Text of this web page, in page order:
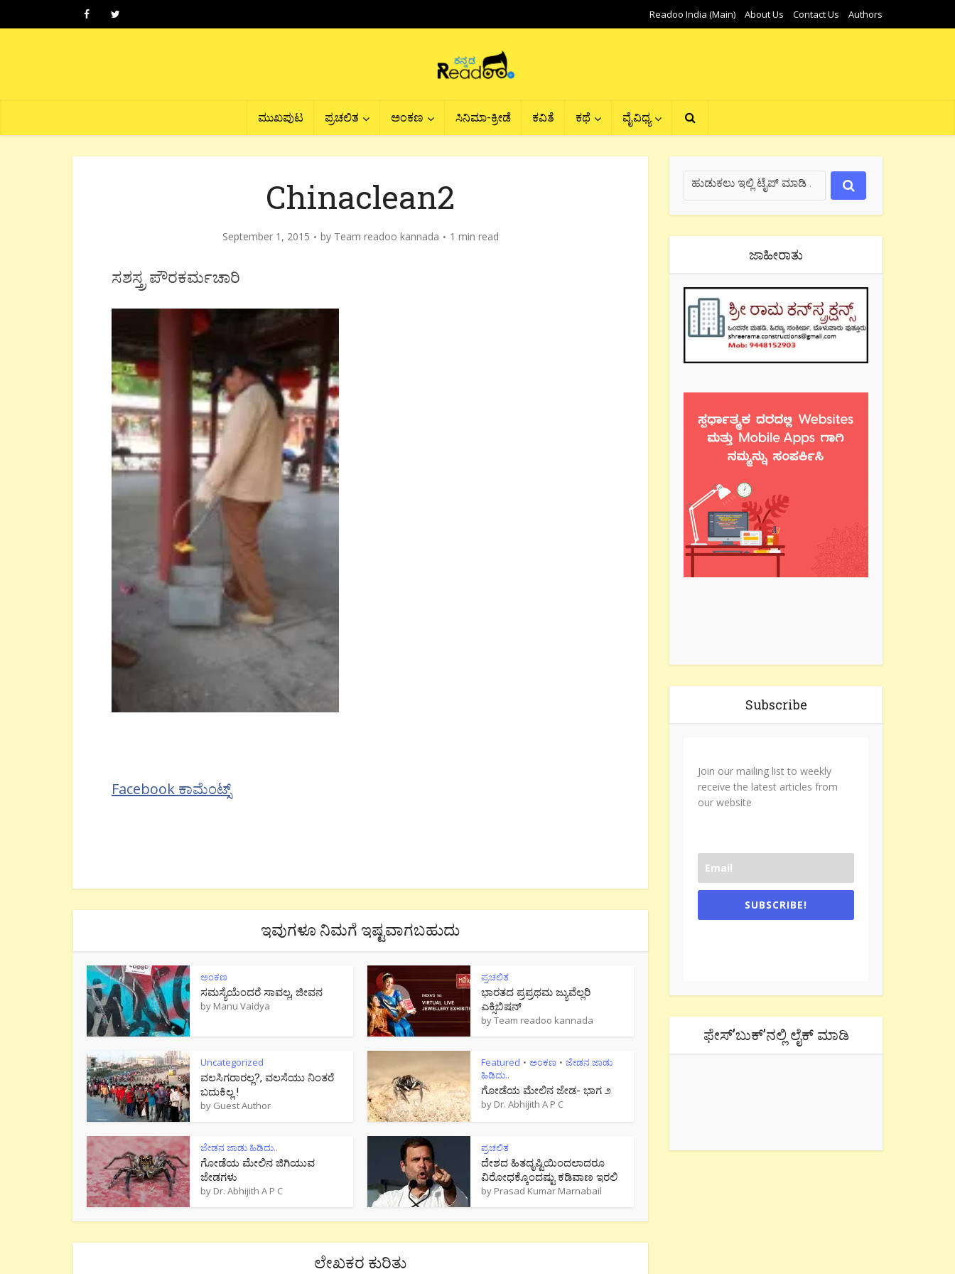
Readoo India (Main) About Us Contact Us Authors
ಮುಖಪುಟ ಪ್ರಚಲಿತ ಅಂಕಣ ಸಿನಿಮಾ-ಕ್ರೀಡೆ ಕವಿತೆ ಕಥೆ ವೈವಿಧ್ಯ
Chinaclean2
September 1, 2015 by Team readoo kannada 1 min read
ಸಶಸ್ತ್ರ ಪೌರಕರ್ಮಚಾರಿ
Facebook ಕಾಮೆಂಟ್ಸ್
ಇವುಗಳೂ ನಿಮಗೆ ಇಷ್ಟವಾಗಬಹುದು
ಅಂಕಣ
ಸಮಸ್ಯೆಯೆಂದರೆ ಸಾವಲ್ಲ, ಜೀವನ
by Manu Vaidya
ಪ್ರಚಲಿತ
ಭಾರತದ ಪ್ರಪ್ರಥಮ ಜ್ಯುವೆಲ್ಲರಿ
ಎಕ್ಸಿಬಿಷನ್
byTeam readoo kannada
Uncategorized
ವಲಸಿಗರಾರಲ್ಲ?, ವಲಸೆಯು ನಿಂತರೆ
ಬದುಕಿಲ್ಲ !
by Guest Author
Featured • ಅಂಕಣ • ಜೇಡನ ಜಾಡು
ಹಿಡಿದು..
ಗೋಡೆಯ ಮೇಲಿನ ಜೇಡ- ಭಾಗ ೨
by Dr. Abhijith A P C
ಜೇಡನ ಜಾಡು ಹಿಡಿದು..
ಗೋಡೆಯ ಮೇಲಿನ ಜಿಗಿಯುವ
ಜೇಡಗಳು
by Dr. Abhijith A P C
ಪ್ರಚಲಿತ
ದೇಶದ ಹಿತದೃಷ್ಟಿಯಿಂದಲಾದರೂ
ವಿರೋಧಕ್ಕೊಂದಷ್ಟು ಕಡಿವಾಣ ಇರಲಿ
by Prasad Kumar Marnabail
ಲೇಖಕರ ಕುರಿತು
ಜಾಹೀರಾತು
Subscribe
Join our mailing list to weekly
receive the latest articles from
our website
SUBSCRIBE!
ಫೇಸ್’ಬುಕ್’ನಲ್ಲಿ ಲೈಕ್ ಮಾಡಿ